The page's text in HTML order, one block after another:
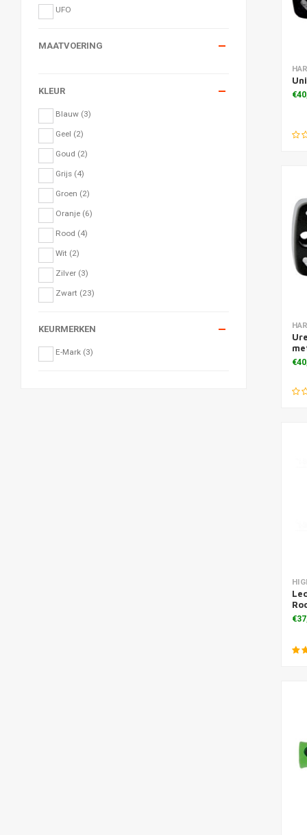
UFO
MAATVOERING
KLEUR
Blauw (3)
Geel (2)
Goud (2)
Grijs (4)
Groen (2)
Oranje (6)
Rood (4)
Wit (2)
Zilver (3)
Zwart (23)
KEURMERKEN
E-Mark (3)